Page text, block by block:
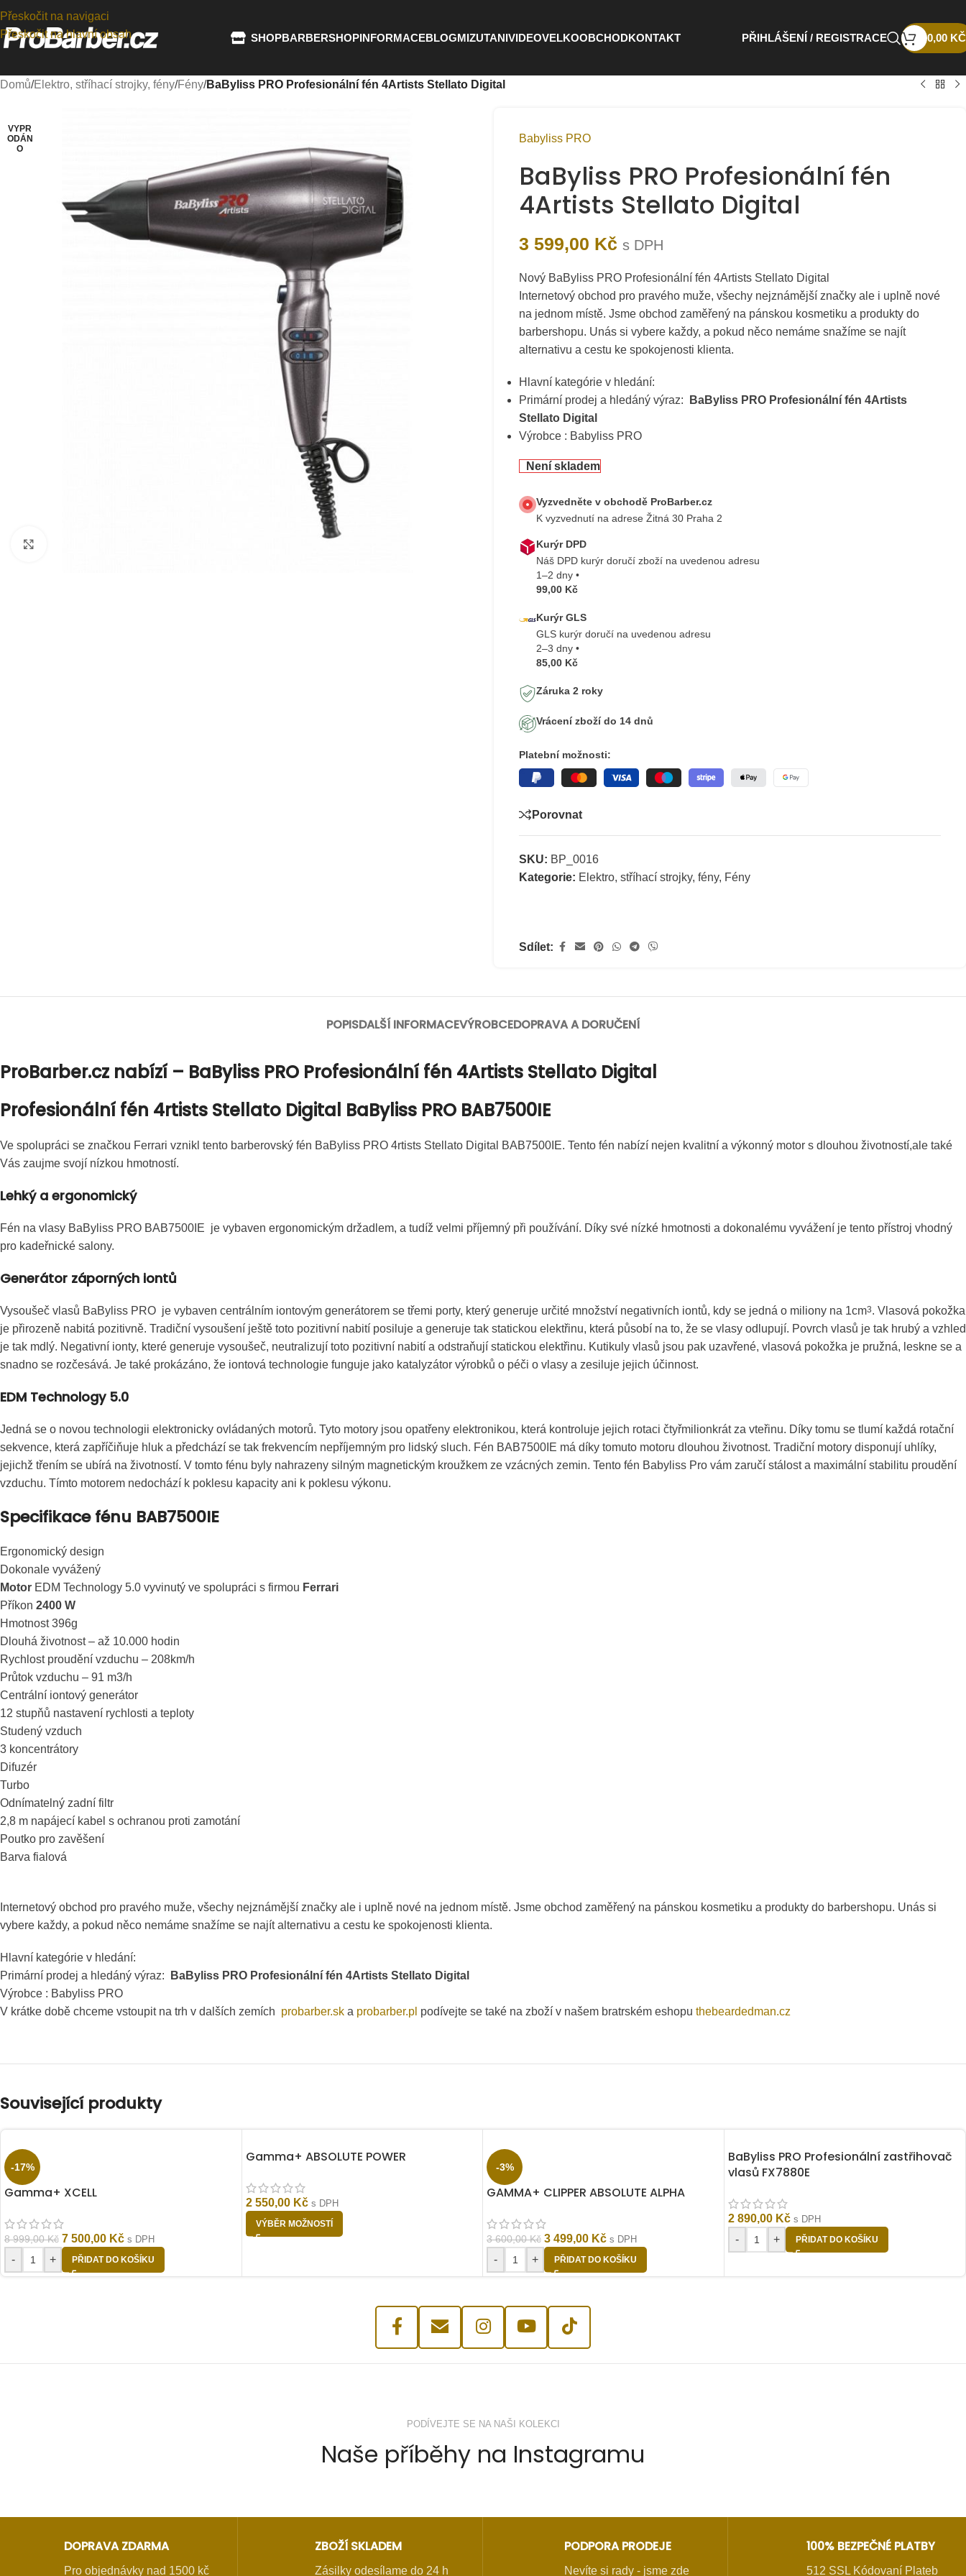
Přeskočit na navigaci
Přeskočit na hlavní obsah
SHOPBARBERSHOPINFORMACEBLOGMIZUTANIVIDEOVELKOOBCHODKONTAKT PŘIHLÁŠENÍ / REGISTRACE 0,00 KČ
Domů/Elektro, stříhací strojky, fény/Fény/BaByliss PRO Profesionální fén 4Artists Stellato Digital
VYPR
ODÁN
O
Babyliss PRO
BaByliss PRO Profesionální fén
4Artists Stellato Digital
3 599,00 Kč s DPH
Nový BaByliss PRO Profesionální fén 4Artists Stellato Digital
Internetový obchod pro pravého muže, všechy nejznámější značky ale i uplně nové
na jednom místě. Jsme obchod zaměřený na pánskou kosmetiku a produkty do
barbershopu. Unás si vybere každy, a pokud něco nemáme snažíme se najít
alternativu a cestu ke spokojenosti klienta.
Hlavní kategórie v hledání:
Primární prodej a hledáný výraz:
BaByliss PRO Profesionální fén 4Artists
Stellato Digital
Výrobce : Babyliss PRO
Není skladem
Vyzvedněte v obchodě ProBarber.cz
K vyzvednutí na adrese Žitná 30 Praha 2
Kurýr DPD
Náš DPD kurýr doručí zboží na uvedenou adresu
1–2 dny •
99,00 Kč
Kurýr GLS
GLS kurýr doručí na uvedenou adresu
2–3 dny •
85,00 Kč
Záruka 2 roky
Vrácení zboží do 14 dnů
Platební možnosti:
Porovnat
SKU: BP_0016
Kategorie: Elektro, stříhací strojky, fény, Fény
Sdílet:
POPISDALŠÍ INFORMACEVÝROBCEDOPRAVA A DORUČENÍ
ProBarber.cz nabízí – BaByliss PRO Profesionální fén 4Artists Stellato Digital
Profesionální fén 4rtists Stellato Digital BaByliss PRO BAB7500IE
Ve spolupráci se značkou Ferrari vznikl tento barberovský fén BaByliss PRO 4rtists Stellato Digital BAB7500IE. Tento fén nabízí nejen kvalitní a výkonný motor s dlouhou životností,ale také
Vás zaujme svojí nízkou hmotností.
Lehký a ergonomický
Fén na vlasy BaByliss PRO BAB7500IE je vybaven ergonomickým držadlem, a tudíž velmi příjemný při používání. Díky své nízké hmotnosti a dokonalému vyvážení je tento přístroj vhodný
pro kadeřnické salony.
Generátor záporných iontů
Vysoušeč vlasů BaByliss PRO je vybaven centrálním iontovým generátorem se třemi porty, který generuje určité množství negativních iontů, kdy se jedná o miliony na 1cm3. Vlasová pokožka
je přirozeně nabitá pozitivně. Tradiční vysoušení ještě toto pozitivní nabití posiluje a generuje tak statickou elektřinu, která působí na to, že se vlasy odlupují. Povrch vlasů je tak hrubý a vzhled
je tak mdlý. Negativní ionty, které generuje vysoušeč, neutralizují toto pozitivní nabití a odstraňují statickou elektřinu. Kutikuly vlasů jsou pak uzavřené, vlasová pokožka je pružná, leskne se a
snadno se rozčesává. Je také prokázáno, že iontová technologie funguje jako katalyzátor výrobků o péči o vlasy a zesiluje jejich účinnost.
EDM Technology 5.0
Jedná se o novou technologii elektronicky ovládaných motorů. Tyto motory jsou opatřeny elektronikou, která kontroluje jejich rotaci čtyřmilionkrát za vteřinu. Díky tomu se tlumí každá rotační
sekvence, která zapříčiňuje hluk a předchází se tak frekvencím nepříjemným pro lidský sluch. Fén BAB7500IE má díky tomuto motoru dlouhou životnost. Tradiční motory disponují uhlíky,
jejichž třením se ubírá na životností. V tomto fénu byly nahrazeny silným magnetickým kroužkem ze vzácných zemin. Tento fén Babyliss Pro vám zaručí stálost a maximální stabilitu proudění
vzduchu. Tímto motorem nedochází k poklesu kapacity ani k poklesu výkonu.
Specifikace fénu BAB7500IE
Ergonomický design
Dokonale vyvážený
Motor EDM Technology 5.0 vyvinutý ve spolupráci s firmou Ferrari
Příkon 2400 W
Hmotnost 396g
Dlouhá životnost – až 10.000 hodin
Rychlost proudění vzduchu – 208km/h
Průtok vzduchu – 91 m3/h
Centrální iontový generátor
12 stupňů nastavení rychlosti a teploty
Studený vzduch
3 koncentrátory
Difuzér
Turbo
Odnímatelný zadní filtr
2,8 m napájecí kabel s ochranou proti zamotání
Poutko pro zavěšení
Barva fialová
Internetový obchod pro pravého muže, všechy nejznámější značky ale i uplně nové na jednom místě. Jsme obchod zaměřený na pánskou kosmetiku a produkty do barbershopu. Unás si
vybere každy, a pokud něco nemáme snažíme se najít alternativu a cestu ke spokojenosti klienta.
Hlavní kategórie v hledání:
Primární prodej a hledáný výraz:
BaByliss PRO Profesionální fén 4Artists Stellato Digital
Výrobce : Babyliss PRO
V krátke době chceme vstoupit na trh v dalších zemích probarber.sk a probarber.pl podívejte se také na zboží v našem bratrském eshopu thebeardedman.cz
Související produkty
-17%
Gamma+ XCELL
8 999,00Kč 7 500,00 Kč s DPH
- + PŘIDAT DO KOŠÍKU
Gamma+ ABSOLUTE POWER
2 550,00 Kč s DPH
VÝBĚR MOŽNOSTÍ
-3%
GAMMA+ CLIPPER ABSOLUTE ALPHA
3 600,00Kč 3 499,00 Kč s DPH
- + PŘIDAT DO KOŠÍKU
BaByliss PRO Profesionální zastřihovač
vlasů FX7880E
2 890,00 Kč s DPH
- + PŘIDAT DO KOŠÍKU
PODÍVEJTE SE NA NAŠI KOLEKCI
Naše příběhy na Instagramu
DOPRAVA ZDARMA
Pro objednávky nad 1500 kč
ZBOŽÍ SKLADEM
Zásilky odesílame do 24 h
PODPORA PRODEJE
Nevíte si rady - jsme zde
100% BEZPEČNÉ PLATBY
512 SSL Kódovaní Plateb